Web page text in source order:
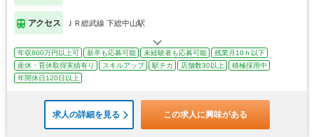
アクセス ＪＲ総武線 下総中山駅
年収800万円以上可 新卒も応募可能 未経験者も応募可能
残業月10ｈ以下
産休・育休取得実績有り
スキルアップ 駅チカ 店舗数30以上
積極採用中
年間休日120日以上
求人の詳細を見る この求人に興味がある